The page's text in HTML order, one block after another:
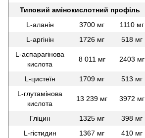
Типовий амінокислотний профіль
L-аланін
3700 мг
1110 мг
L-аргінін
1726 мг
518 мг
L-аспарагінова
кислота
8 011 мг 2403 мг
L-цистеїн 1709 мг
513 мг
L-глутамінова
кислота
13 239 мг 3972 мг
Гліцин 1325 мг
398 мг
L-гістидин
1367 мг
410 мг